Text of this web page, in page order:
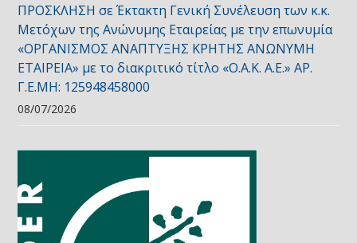
ΠΡΟΣΚΛΗΣΗ σε Έκτακτη Γενική Συνέλευση των κ.κ.
Μετόχων της Ανώνυμης Εταιρείας με την επωνυμία
«ΟΡΓΑΝΙΣΜΟΣ ΑΝΑΠΤΥΞΗΣ ΚΡΗΤΗΣ ΑΝΩΝΥΜΗ
ΕΤΑΙΡΕΙΑ» με το διακριτικό τίτλο «Ο.Α.Κ. Α.Ε.» ΑΡ.
Γ.Ε.ΜΗ: 125948458000
08/07/2026